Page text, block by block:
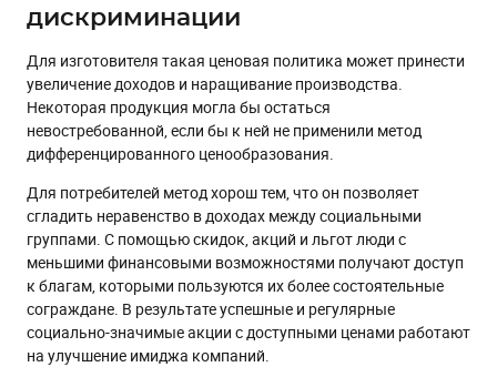
дискриминации
Для изготовителя такая ценовая политика может принести
увеличение доходов и наращивание производства.
Некоторая продукция могла бы остаться
невостребованной, если бы к ней не применили метод
дифференцированного ценообразования.
Для потребителей метод хорош тем, что он позволяет
сгладить неравенство в доходах между социальными
группами. С помощью скидок, акций и льгот люди с
меньшими финансовыми возможностями получают доступ
к благам, которыми пользуются их более состоятельные
сограждане. В результате успешные и регулярные
социально-значимые акции с доступными ценами работают
на улучшение имиджа компаний.